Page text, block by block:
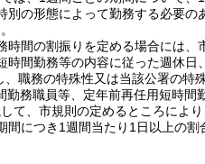
の形態によって勤務する必要の
時間の割振りを定める場合には
間勤務等の内容に従った週休
、職務の特殊性又は当該公署の特
勤務職員等、定年前再任用短時間
て、市規則の定めるところによ
につき1週間当たり1日以上の